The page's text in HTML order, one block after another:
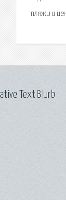
пляжи и
Text Blurb